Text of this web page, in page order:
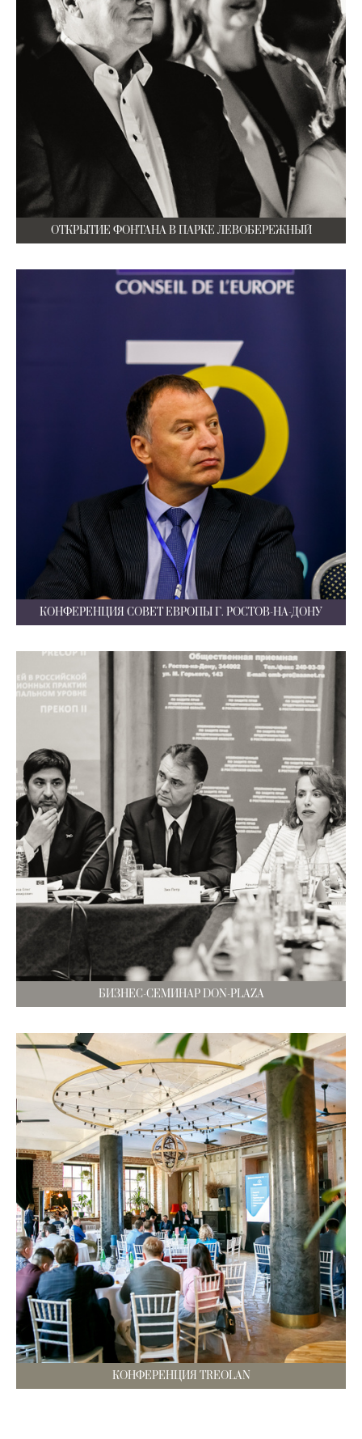
ОТКРЫТИЕ ФОНТАНА В ПАРКЕ ЛЕВОБЕРЕЖНЫЙ
КОНФЕРЕНЦИЯ СОВЕТ ЕВРОПЫ Г. РОСТОВ-НА-ДОНУ
БИЗНЕС-СЕМИНАР DON-PLAZA
КОНФЕРЕНЦИЯ TREOLAN